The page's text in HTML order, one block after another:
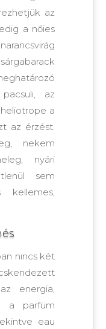
az
a nőies
az
a
az érzést.
nekem
nyári
sem
kellemes,
nincs két
energia,
a parfüm
eau